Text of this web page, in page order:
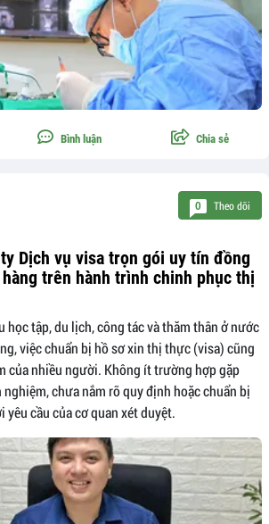
Bình luận Chia sẻ
0 Theo dõi
Dịch vụ visa trọn gói uy tín đồng
trên hành trình chinh phục thị
học tập, du lịch, công tác và thăm thân ở nước
việc chuẩn bị hồ sơ xin thị thực (visa) cũng
của nhiều người. Không ít trường hợp gặp
chưa nắm rõ quy định hoặc chuẩn bị
yêu cầu của cơ quan xét duyệt.